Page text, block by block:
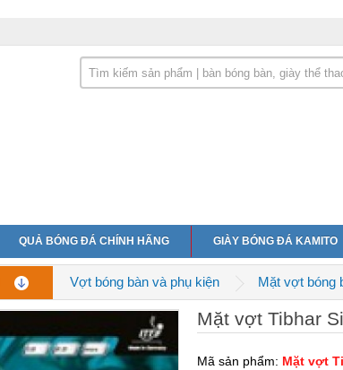
QUẢ BÓNG ĐÁ CHÍNH HÃNG GIÀY BÓNG ĐÁ KAMITO
Vợt bóng bàn và phụ kiện Mặt vợt bóng
Mặt vợt Tibhar
Mã sản phẩm: Mặt vợt